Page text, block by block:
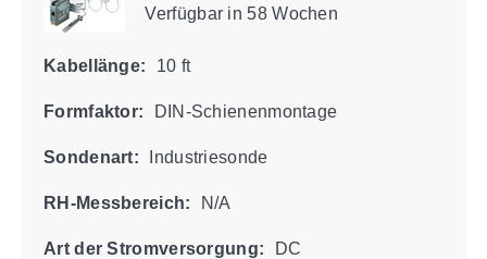
Verfügbarin 58 Wochen
Kabellänge: 10 ft
Formfaktor: DIN-Schienenmontage
Sondenart: Industriesonde
RH-Messbereich: N/A
Art der Stromversorgung: DC